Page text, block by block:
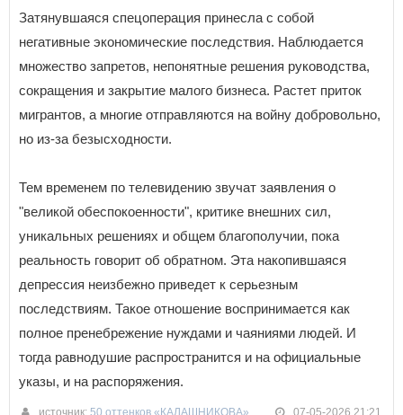
Затянувшаяся спецоперация принесла с собой
негативные экономические последствия. Наблюдается
множество запретов, непонятные решения руководства,
сокращения и закрытие малого бизнеса. Растет приток
мигрантов, а многие отправляются на войну добровольно,
но из-за безысходности.
Тем временем по телевидению звучат заявления о
"великой обеспокоенности", критике внешних сил,
уникальных решениях и общем благополучии, пока
реальность говорит об обратном. Эта накопившаяся
депрессия неизбежно приведет к серьезным
последствиям. Такое отношение воспринимается как
полное пренебрежение нуждами и чаяниями людей. И
тогда равнодушие распространится и на официальные
указы, и на распоряжения.